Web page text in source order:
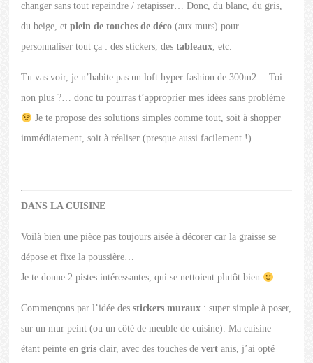
changer sans tout repeindre / retapisser… Donc, du blanc, du gris,
du beige, etplein de touches de déco (aux murs) pour
personnaliser tout ça : des stickers, destableaux, etc.
Tu vas voir, je n’habite pas un loft hyper fashion de 300m2… Toi
non plus ?… donc tu pourras t’approprier mes idées sans problème
Je te propose des solutions simples comme tout, soit à shopper
immédiatement, soit à réaliser (presque aussi facilement !).
DANS LA CUISINE
Voilà bien une pièce pas toujours aisée à décorer car la graisse se
dépose et fixe la poussière…
Je te donne 2 pistes intéressantes, qui se nettoient plutôt bien
Commençons par l’idée desstickers muraux : super simple à poser,
sur un mur peint (ou un côté de meuble de cuisine). Ma cuisine
étant peinte engris clair, avec des touches devert anis, j’ai opté